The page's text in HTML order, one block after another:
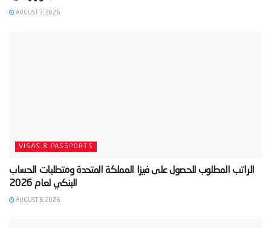
AUGUST 7, 2026
VISAS & PASSPORTS
‫الراتب المطلوب للحصول على فيزا المملكة المتحدة ومتطلبات الحساب
AUGUST 6, 2026